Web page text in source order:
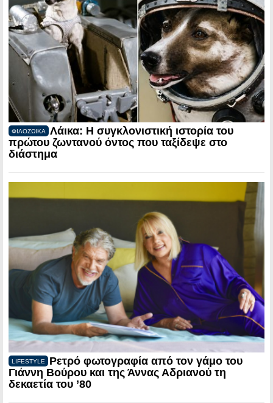
ΦΙΛΟΖΩΙΚΑ
Λάικα: Η συγκλονιστική ιστορία του
πρώτου ζωντανού όντος που ταξίδεψε στο
διάστημα
LIFESTYLE
Ρετρό φωτογραφία από τον γάμο του
Γιάννη Βούρου και της Άννας Αδριανού τη
δεκαετία του ’80